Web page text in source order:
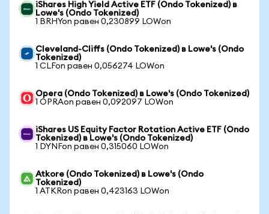
iShares High Yield Active ETF (Ondo Tokenized) в
Lowe's (Ondo Tokenized)
1 BRHYon равен 0,230899 LOWon
Cleveland-Cliffs (Ondo Tokenized) в Lowe's (Ondo
Tokenized)
1 CLFon равен 0,056274 LOWon
Opera (Ondo Tokenized) в Lowe's (Ondo Tokenized)
1 OPRAon равен 0,092097 LOWon
iShares US Equity Factor Rotation Active ETF (Ondo
Tokenized) в Lowe's (Ondo Tokenized)
1 DYNFon равен 0,315060 LOWon
Atkore (Ondo Tokenized) в Lowe's (Ondo
Tokenized)
1 ATKRon равен 0,423163 LOWon